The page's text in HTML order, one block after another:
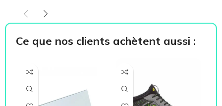
Ce que nos clients achètent aussi :